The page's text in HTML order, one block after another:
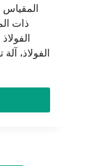
المقياس
ذات
الفولاذ،